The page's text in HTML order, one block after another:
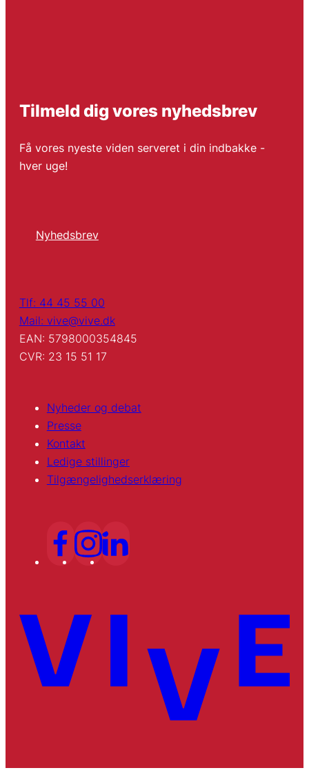
Tilmeld dig vores nyhedsbrev
Få vores nyeste viden serveret i din indbakke -
hver uge!
Nyhedsbrev
Tlf: 44 45 55 00
Mail: vive@vive.dk
EAN: 5798000354845
CVR: 23 15 51 17
Nyheder og debat
Presse
Kontakt
Ledige stillinger
Tilgængelighedserklæring